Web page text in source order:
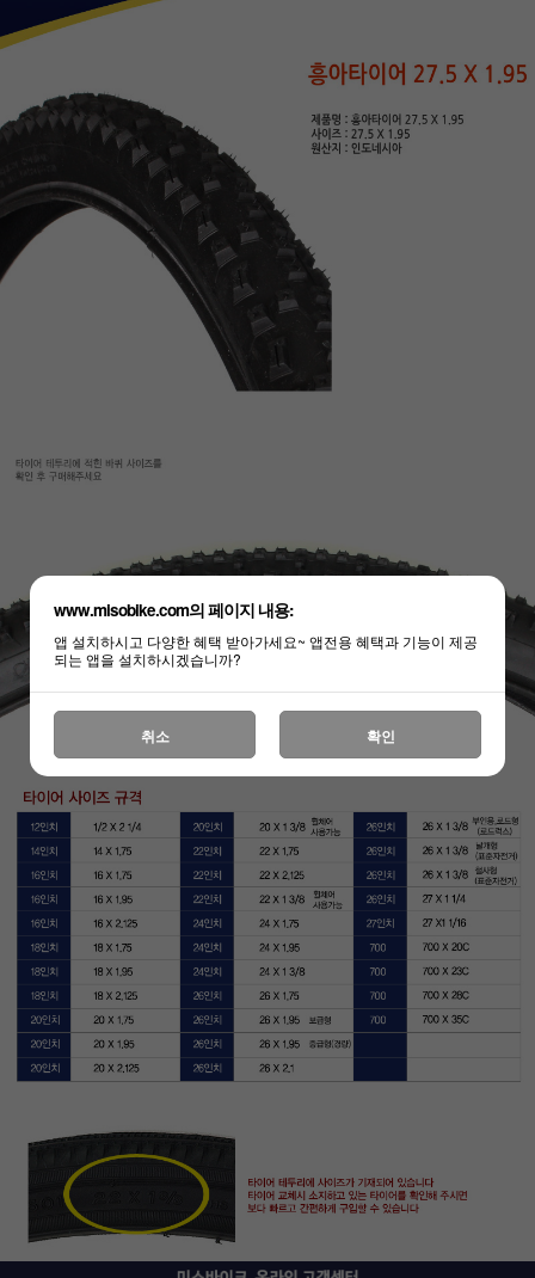
하세요!
www.misobike.com의 페이지 내용:
앱 설치하시고 다양한 혜택 받아가세요~ 앱전용 혜택과 기능이 제공
되는 앱을 설치하시겠습니까?
취소 확인